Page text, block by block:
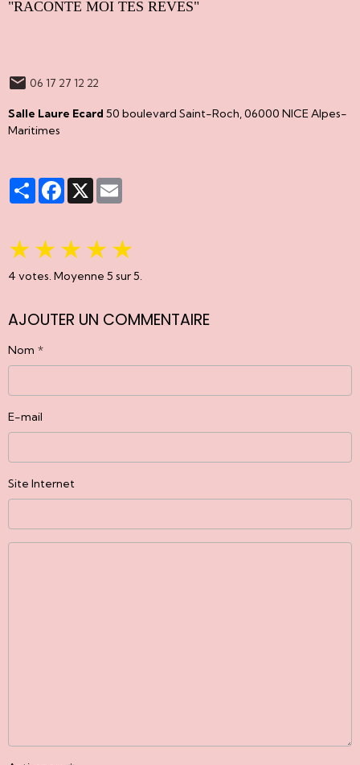
"RACONTE MOI TES REVES"
06 17 27 12 22
Salle Laure Ecard 50 boulevard Saint-Roch, 06000 NICE Alpes-
Maritimes
PartagerFacebook
X
★ ★ ★ ★ ★
4 votes. Moyenne 5 sur 5.
AJOUTER UN COMMENTAIRE
Nom
E-mail
Site Internet